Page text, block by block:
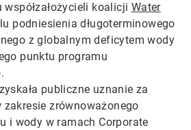
współzałożycieli koalicji Water
podniesienia długoterminowego
z globalnym deficytem wody
punktu programu
publiczne uznanie za
zrównoważonego
i wody w ramach Corporate